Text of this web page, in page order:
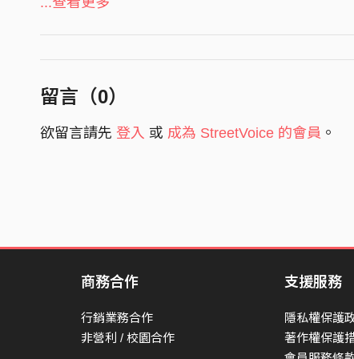
母帶後期處理工程師Mastering Engineer｜賀冠
MV製作
導演Director｜曾純慧
攝影Director of Photography ｜李文樂 李爾庭
器材 Key Grip ｜ 楊雅鈞
口中的吞吐
吞吐的骯髒
骯髒的老練
送入只能瞥見天空一角的庭院
他說 你見過的景色還不多
眼神有光 但不能鋒銳
靈魂深邃 但不能混濁
輕易比劃 我該有的模樣
誰是真心 期盼我能成為自己
留言（0）
欲留言請先 登入 或 成為 StreetVoice 的會員 。
商務合作
行銷業務合作
非營利 / 校園合作
支援服務
隱私權保護
著作權保護